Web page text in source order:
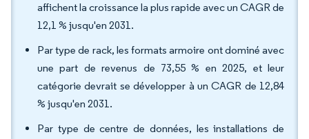
affichent la croissance la plus rapide avec un CAGR de
12,1 % jusqu'en 2031.
Par type de rack, les formats armoire ont dominé avec
une part de revenus de 73,55 % en 2025, et leur
catégorie devrait se développer à un CAGR de 12,84
% jusqu'en 2031.
Par type de centre de données, les installations de